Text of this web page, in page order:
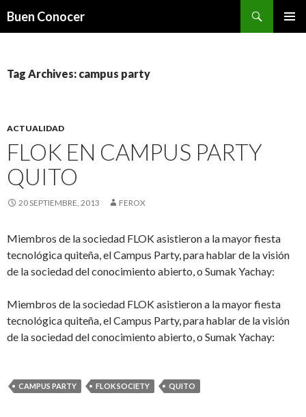
Buen Conocer
Tag Archives: campus party
ACTUALIDAD
FLOK EN CAMPUS PARTY
QUITO
20 SEPTIEMBRE, 2013 FEROX
Miembros de la sociedad FLOK asistieron a la mayor fiesta
tecnológica quiteña, el Campus Party, para hablar de la visión
de la sociedad del conocimiento abierto, o Sumak Yachay:
Miembros de la sociedad FLOK asistieron a la mayor fiesta
tecnológica quiteña, el Campus Party, para hablar de la visión
de la sociedad del conocimiento abierto, o Sumak Yachay:
CAMPUS PARTY FLOK SOCIETY QUITO